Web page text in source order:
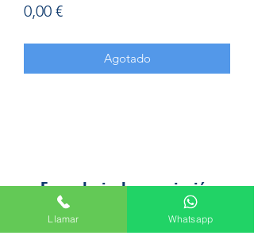
0,00 €Precio
Agotado
Formulario de suscripción
Llamar Whatsapp